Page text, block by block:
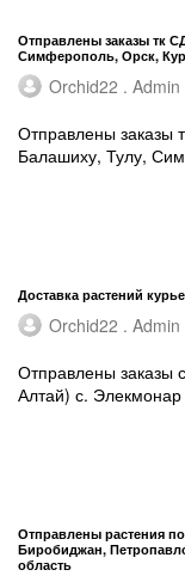
Отправлены заказы тк
Симферополь, Орск,
Orchid22 . Admin
Отправлены заказы
Балашиху, Тулу,
Доставка растений
Orchid22 . Admin
Отправлены заказы
Алтай) с.
Отправлены растения
Биробиджан,
область